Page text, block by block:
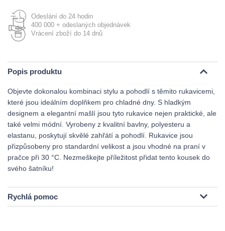
Odeslání do 24 hodin
400 000 + odeslaných objednávek
Vrácení zboží do 14 dnů
Popis produktu
Objevte dokonalou kombinaci stylu a pohodlí s těmito rukavicemi,
které jsou ideálním doplňkem pro chladné dny. S hladkým
designem a elegantní mašlí jsou tyto rukavice nejen praktické, ale
také velmi módní. Vyrobeny z kvalitní bavlny, polyesteru a
elastanu, poskytují skvělé zahřátí a pohodlí. Rukavice jsou
přizpůsobeny pro standardní velikost a jsou vhodné na praní v
pračce při 30 °C. Nezmeškejte příležitost přidat tento kousek do
svého šatníku!
Rychlá pomoc